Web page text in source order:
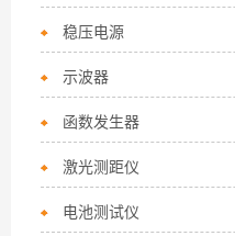
稳压电源
示波器
函数发生器
激光测距仪
电池测试仪